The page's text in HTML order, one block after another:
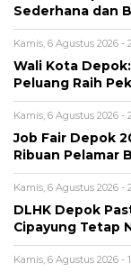
Sederhana dan
Kamis, 6 Agustus 2026 -
Wali Kota
Peluang Raih
Kamis, 6 Agustus 2026 -
Job Fair Depok
Ribuan Pelamar
Kamis, 6 Agustus 2026 -
DLHK Depok
Cipayung Tetap
Kamis, 6 Agustus 2026 -